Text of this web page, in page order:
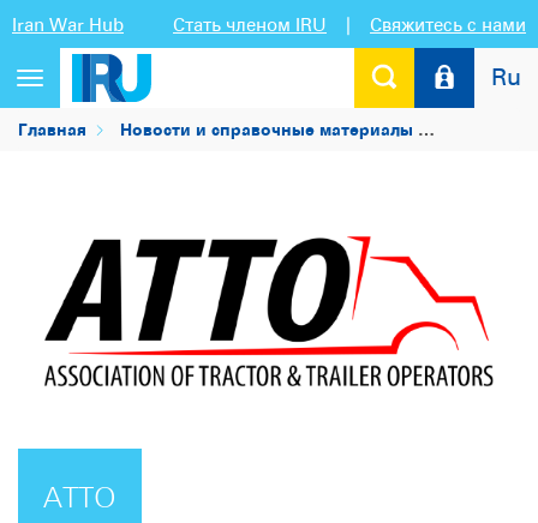
Iran War Hub Стать членом IRU | Свяжитесь с нами
Переключить
навигацию
Ru
Главная Новости и справочные материалы
ATTO